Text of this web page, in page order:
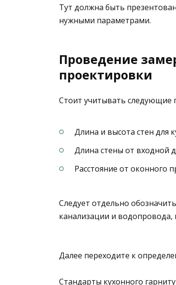
Тут должна быть
нужными параметрами.
Проведение
проектировки
Стоит учитывать следующие
Длина и высота стен для
Длина стены от входной
Расстояние от оконного
Следует отдельно
канализации и водопровода,
Далее переходите к
Стандарты кухонного